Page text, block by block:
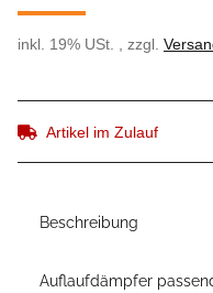
inkl. 19% USt. , zzgl.
Artikel im Zulauf
Beschreibung
Auflaufdämpfer